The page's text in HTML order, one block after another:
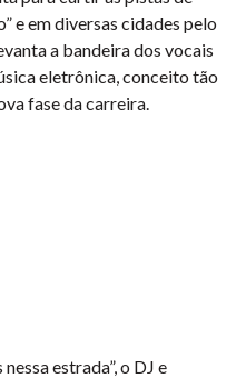
e em diversas cidades pelo
a bandeira dos vocais
eletrônica, conceito tão
fase da carreira.
estrada”, o DJ e